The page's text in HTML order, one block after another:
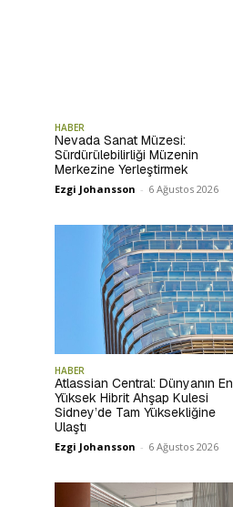
HABER
Nevada Sanat Müzesi:
Sürdürülebilirliği Müzenin
Merkezine Yerleştirmek
Ezgi Johansson - 6 Ağustos 2026
HABER
Atlassian Central: Dünyanın En
Yüksek Hibrit Ahşap Kulesi
Sidney’de Tam Yüksekliğine
Ulaştı
Ezgi Johansson - 6 Ağustos 2026